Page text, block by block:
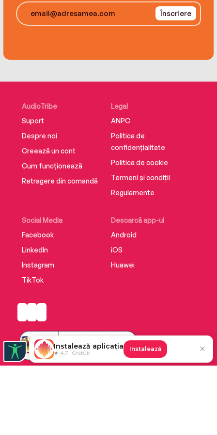
Înscriere
AudioTribe
Suport
Despre noi
Creează un cont
Cum funcționează
Retragere din comandă
Social Media
Facebook
LinkedIn
Instagram
TikTok
Descarcă app-ul
Android
iOS
Huawei
Legal
ANPC
Politica de
confidențialitate
Politica de cookie
Termeni și condiții
Regulamente
Instalează aplicația
★ 4.7 · Gratuit
Instalează ✕